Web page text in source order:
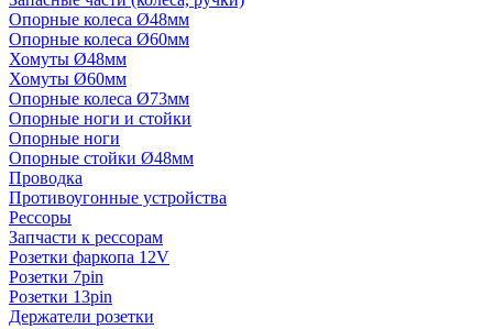
Опорные колеса Ø48мм
Опорные колеса Ø60мм
Хомуты Ø48мм
Хомуты Ø60мм
Опорные колеса Ø73мм
Опорные ноги и стойки
Опорные ноги
Опорные стойки Ø48мм
Проводка
Противоугонные устройства
Рессоры
Запчасти к рессорам
Розетки фаркопа 12V
Розетки 7pin
Розетки 13pin
Держатели розетки